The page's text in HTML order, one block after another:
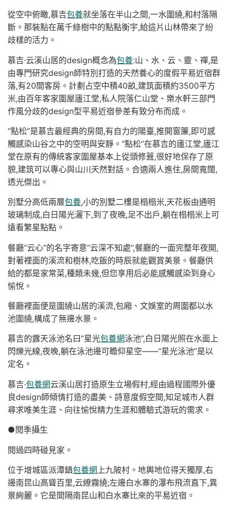
從空中俯瞰,慕吉包養就坐落在半山之間,一水圍繞,和村落隔
斷。那裝點在萬千綠樹中的點點衡宇,給這片山林帶來了紛
歧樣的活力。
慕吉·云溪山居的design概念為包養:山、水、云、靈、禪,是
由專門研究design師特別打造的天然養心的度假平易近宿群
落,有20間客房。計劃占空中積40畝,建筑面積約3500平方
米,由百年客家圍屋廬江堂,私人院落仁山堂、樂水軒三部門
作風分歧的design型平易近宿參差有致分布而成。
“點松”是慕吉最經典的房間,有自力的陽臺,推開窗簾,即可感
觸感染山谷之中的空明與安靜。“點松”在慕吉的廬江堂,廬江
堂在原有的傳統客家圍屋基本上從頭修葺,很好地保存了原
貌,建筑可以專心與山川天然對話。合適兩人進住,房間寬闊,
透光傑出。
別墅分高低兩層包養,小的別墅二樓是榻榻米,天花板由通明
玻璃制成,白日陽光灑下,到了夜晚,足不出戶,躺在榻榻米上可
遠看繁星點點。
餐廳“云心”的名字寄意“云深不知處”,餐廳的一面完整年夜開,
對著裡面的溪流和樹林,吃飯的時辰就能觀賞美景。餐廳供
給的都是家常菜,種類未幾,但您享用后必能感觸感染到身心
愉悅。
餐廳裡面便是圍繞山居的溪流,包廂、文娛室的周圍都以水
池圍繞,構成了無邊水景。
慕吉的露天泳池名曰“星光包養網泳池”,白日陽光照在水面上
閃爍光線,夜晚,躺在泳池邊可瞻仰星空——“星光泳池”是以
定名。
慕吉·包養網云溪山居打造原生立場假村,經由過程國際外優
良design師傾情打造的盡美、詩意度假空間,知足城市人群
尋求唯美生涯、向往愉悅精力生涯和體驗式游玩的需求。
●閱季攝生
閱過四時碰見家。
位于增城區派潭鎮包養網上九陂村。地輿地位得天獨厚,右
邊南昆山高聳百里,云繚霧繞;左邊白水寨的瀑布飛流直下,異
景絢麗。它是間隔南昆山和白水寨比來的平易近宿。